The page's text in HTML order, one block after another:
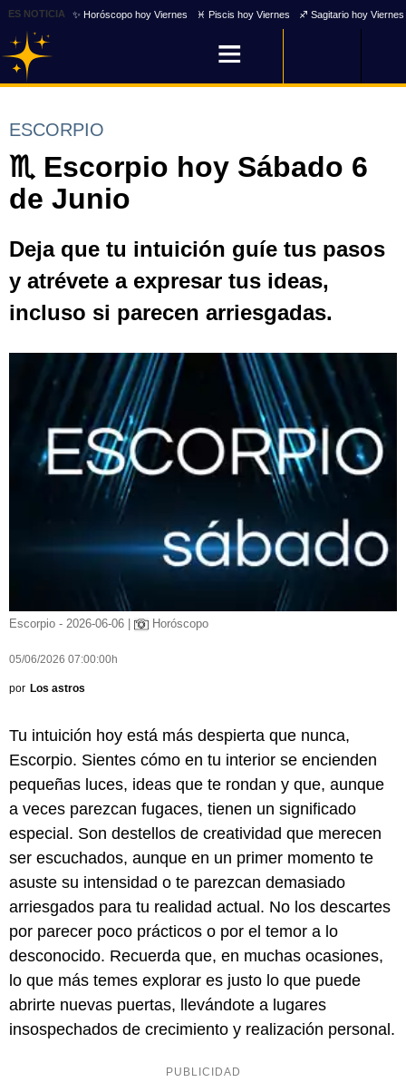
ES NOTICIA ✨ Horóscopo hoy Viernes ♓ Piscis hoy Viernes ♐ Sagitario hoy Viernes
ESCORPIO
♏ Escorpio hoy Sábado 6
de Junio
Deja que tu intuición guíe tus pasos
y atrévete a expresar tus ideas,
incluso si parecen arriesgadas.
Escorpio - 2026-06-06 | Horóscopo
05/06/2026 07:00:00h
por Los astros
Tu intuición hoy está más despierta que nunca,
Escorpio. Sientes cómo en tu interior se encienden
pequeñas luces, ideas que te rondan y que, aunque
a veces parezcan fugaces, tienen un significado
especial. Son destellos de creatividad que merecen
ser escuchados, aunque en un primer momento te
asuste su intensidad o te parezcan demasiado
arriesgados para tu realidad actual. No los descartes
por parecer poco prácticos o por el temor a lo
desconocido. Recuerda que, en muchas ocasiones,
lo que más temes explorar es justo lo que puede
abrirte nuevas puertas, llevándote a lugares
insospechados de crecimiento y realización personal.